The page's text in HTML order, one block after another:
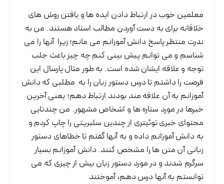
معلمین خوب در ارتباط دادن ایده ها و یافتن روش های
خلاقانه برای به دست آوردن مطالب استاد هستند. من به
ندرت منتظر پاسخ دانش آموزانم می مانم؛ زیرا آنها را می
شناسم و می توانم پیش بینی کنم چه چیز باعث جلب
توجه و علاقه ایشان شده است. به طور مثال پارسال این
فرصت را داشتم تا درس دستور زبان را به مطلبی که دانش
آموزانم به آن علاقه مند بودند ارتباط دهم؛ یعنی آخرین
خبرها در مورد ستاره ها و اشخاص مشهور. من چندتایی
محتوای خبری توئیتری از چندین سلبریتی را چاپ کردم و
به دانش آموزانم داده و به آنها گفتم تا خطاهای دستور
زبانی آن متن ها را مشخص کنند. دانش آموزانم بسیار
سرگرم شدند و در مورد دستور زبان بیش از چیزی که می
توانستم به آنها درس دهم، آموختند